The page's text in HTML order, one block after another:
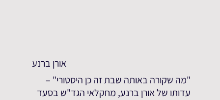
אורן ברנע
"מה שקורה באותה שבת זה כן היסטורי" –
עדותו של אורן ברנע, מחקלאי הגד"ש בסעד